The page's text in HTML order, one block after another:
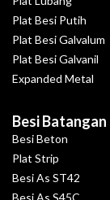
Plat Besi Putih
Plat Besi Galvalum
Plat Besi Galvanil
Expanded Metal
Besi Batangan
Besi Beton
Plat Strip
Besi As ST42
Besi As S45C